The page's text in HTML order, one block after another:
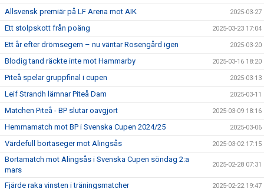
Allsvensk premiär på LF Arena mot AIK 2025-03-27
Ett stolpskott från poäng 2025-03-23 17:04
Ett år efter drömsegern – nu väntar Rosengård igen 2025-03-20
Blodig tand räckte inte mot Hammarby 2025-03-16 18:20
Piteå spelar gruppfinal i cupen 2025-03-13
Leif Strandh lämnar Piteå Dam 2025-03-11
Matchen Piteå - BP slutar oavgjort 2025-03-09 18:16
Hemmamatch mot BP i Svenska Cupen 2024/25 2025-03-06
Värdefull bortaseger mot Alingsås 2025-03-02 17:15
Bortamatch mot Alingsås i Svenska Cupen söndag 2:a
mars
2025-02-28 07:31
Fjärde raka vinsten i träningsmatcher 2025-02-22 19:47